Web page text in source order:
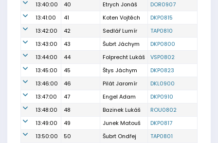
13:40:00
40 Etrych Jonáš
DOR0907
13:41:00
41 Koten Vojtěch
DKP0815
13:42:00
42 Sedlář Lumír
TAP0810
13:43:00
43 Šubrt Jáchym
DKP0800
13:44:00
44 Folprecht Lukáš
VSP0802
13:45:00
45 Štys Jáchym
DKP0823
13:46:00
46 Pilát Jaromír
DKL0900
13:47:00
47 Engel Adam
DKP0910
13:48:00
48 Bazinek Lukáš
ROU0802
13:49:00
49 Junek Matouš
DKP0817
13:50:00
50 Šubrt Ondřej
TAP0801